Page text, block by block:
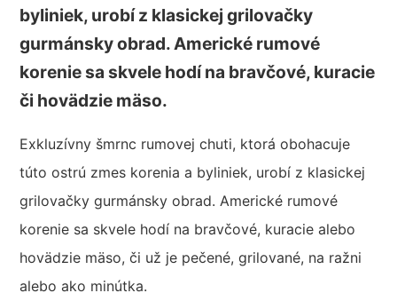
byliniek, urobí z klasickej grilovačky
gurmánsky obrad. Americké rumové
korenie sa skvele hodí na bravčové, kuracie
či hovädzie mäso.
Exkluzívny šmrnc rumovej chuti, ktorá obohacuje
túto ostrú zmes korenia a byliniek, urobí z klasickej
grilovačky gurmánsky obrad. Americké rumové
korenie sa skvele hodí na bravčové, kuracie alebo
hovädzie mäso, či už je pečené, grilované, na ražni
alebo ako minútka.